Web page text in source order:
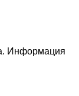
Информация